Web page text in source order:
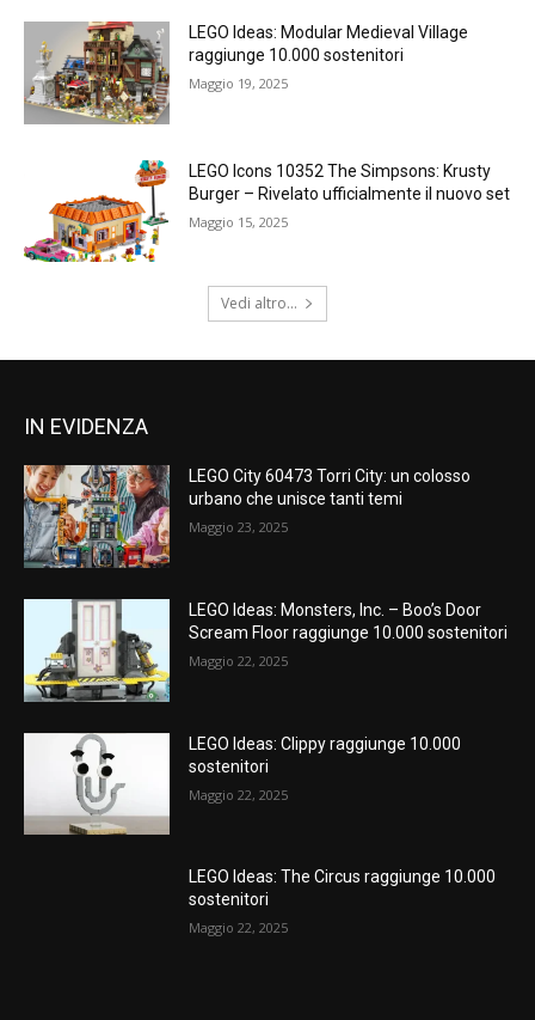
LEGO Ideas: Modular Medieval Village
raggiunge 10.000 sostenitori
Maggio 19, 2025
LEGO Icons 10352 The Simpsons: Krusty
Burger – Rivelato ufficialmente il nuovo set
Maggio 15, 2025
Vedi altro...
IN EVIDENZA
LEGO City 60473 Torri City: un colosso
urbano che unisce tanti temi
Maggio 23, 2025
LEGO Ideas: Monsters, Inc. – Boo’s Door
Scream Floor raggiunge 10.000 sostenitori
Maggio 22, 2025
LEGO Ideas: Clippy raggiunge 10.000
sostenitori
Maggio 22, 2025
LEGO Ideas: The Circus raggiunge 10.000
sostenitori
Maggio 22, 2025